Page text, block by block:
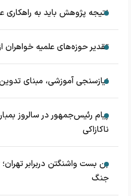
نتیجه پژوهش باید به راهکاری
تقدیر حوزه‌های علمیه خواهران
نیازسنجی آموزشی، مبنای
پیام رئیس‌جمهور در سالروز
ناکازاکی
بن بست واشنگتن دربرابر
جنگ